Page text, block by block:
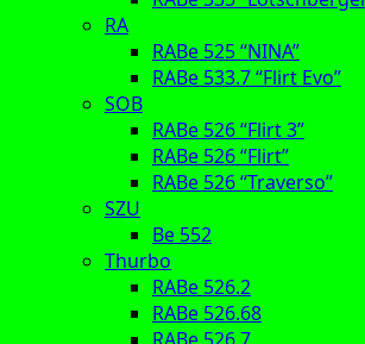
RA
RABe 525 “NINA”
RABe 533.7 “Flirt Evo”
SOB
RABe 526 “Flirt 3”
RABe 526 “Flirt”
RABe 526 “Traverso”
SZU
Be 552
Thurbo
RABe 526.2
RABe 526.68